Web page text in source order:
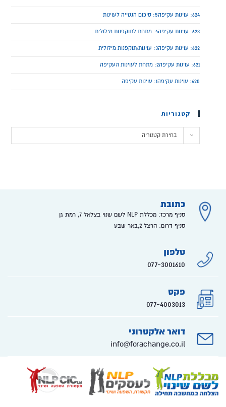
624: עוינות עקיפה5: סיכום הנטייה לעוינות
623: עוינות עקיפה4: מתחת לתוקפנות מילולית
622: עוינות עקיפה3: עוינות/תוקפנות מילולית
621: עוינות עקיפה2: מתחת לעוינות העקיפה
620: עוינות עקיפה1: עוינות עקיפה
קטגוריות
בחירת קטגוריה
כתובת
סניף מרכז: מכללת NLP לשם שנוי בצלאל 7, רמת גן
סניף דרום: הרצל 2,באר שבע
טלפון
077-3001610
פקס
077-4003013
דואר אלקטרוני
info@forachange.co.il